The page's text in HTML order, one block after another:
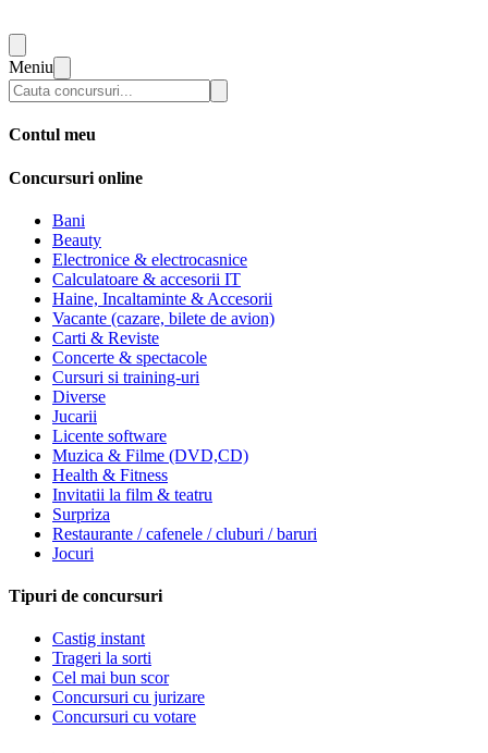
Meniu
Contul meu
Concursuri online
Bani
Beauty
Electronice & electrocasnice
Calculatoare & accesorii IT
Haine, Incaltaminte & Accesorii
Vacante (cazare, bilete de avion)
Carti & Reviste
Concerte & spectacole
Cursuri si training-uri
Diverse
Jucarii
Licente software
Muzica & Filme (DVD,CD)
Health & Fitness
Invitatii la film & teatru
Surpriza
Restaurante / cafenele / cluburi / baruri
Jocuri
Tipuri de concursuri
Castig instant
Trageri la sorti
Cel mai bun scor
Concursuri cu jurizare
Concursuri cu votare